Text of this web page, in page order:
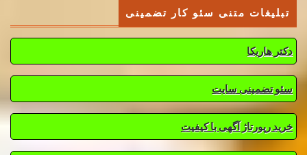
تبلیغات متنی سئو کار تضمینی
دکتر هاریکا
سئو تضمینی سایت
خرید رپورتاژ آگهی با کیفیت